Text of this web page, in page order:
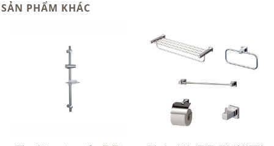
SẢN PHẨM KHÁC